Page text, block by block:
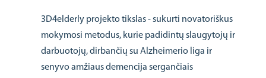
3D4elderly projekto tikslas - sukurti novatoriškus
mokymosi metodus, kurie padidintų slaugytojų ir
darbuotojų, dirbančių su Alzheimerio liga ir
senyvo amžiaus demencija sergančiais